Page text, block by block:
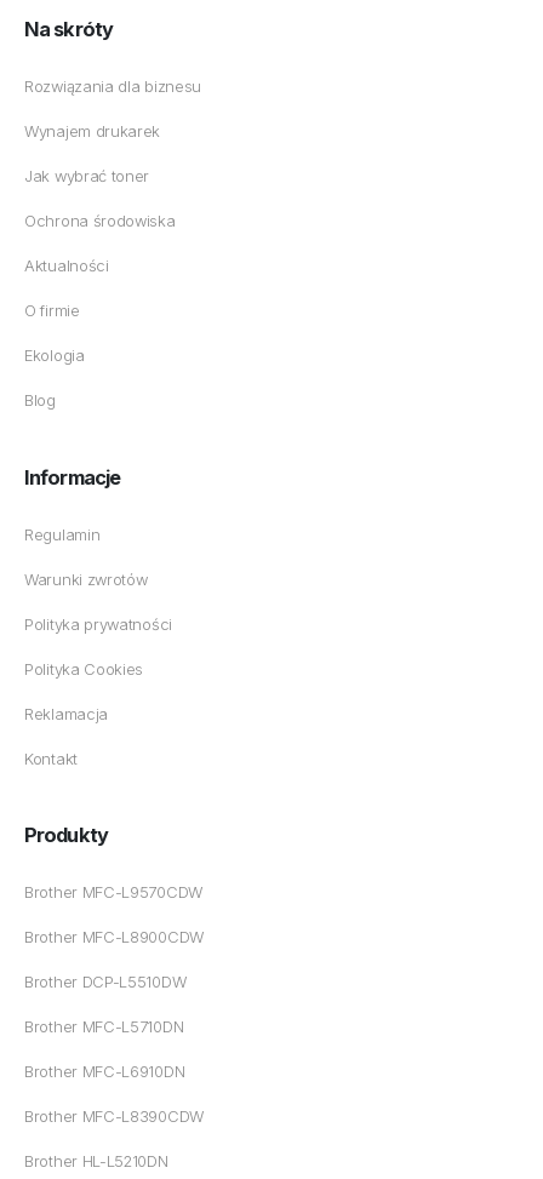
Na skróty
Rozwiązania dla biznesu
Wynajem drukarek
Jak wybrać toner
Ochrona środowiska
Aktualności
O firmie
Ekologia
Blog
Informacje
Regulamin
Warunki zwrotów
Polityka prywatności
Polityka Cookies
Reklamacja
Kontakt
Produkty
Brother MFC-L9570CDW
Brother MFC-L8900CDW
Brother DCP-L5510DW
Brother MFC-L5710DN
Brother MFC-L6910DN
Brother MFC-L8390CDW
Brother HL-L5210DN